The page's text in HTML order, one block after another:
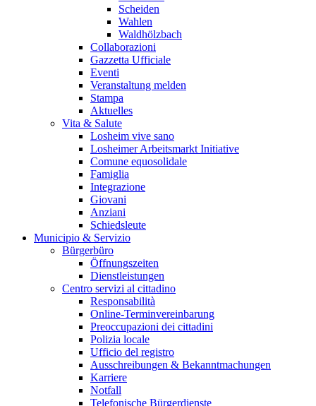
Scheiden
Wahlen
Waldhölzbach
Collaborazioni
Gazzetta Ufficiale
Eventi
Veranstaltung melden
Stampa
Aktuelles
Vita & Salute
Losheim vive sano
Losheimer Arbeitsmarkt Initiative
Comune equosolidale
Famiglia
Integrazione
Giovani
Anziani
Schiedsleute
Municipio & Servizio
Bürgerbüro
Öffnungszeiten
Dienstleistungen
Centro servizi al cittadino
Responsabilità
Online-Terminvereinbarung
Preoccupazioni dei cittadini
Polizia locale
Ufficio del registro
Ausschreibungen & Bekanntmachungen
Karriere
Notfall
Telefonische Bürgerdienste